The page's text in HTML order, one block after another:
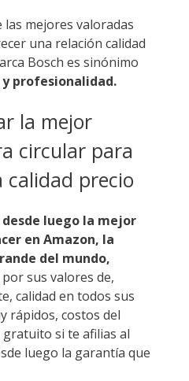
las mejores valoradas
una relación calidad
Bosch es sinónimo
profesionalidad.
la mejor
circular para
precio
desde luego la mejor
en Amazon, la
del mundo,
sus valores de,
calidad en todos sus
rápidos, costos del
si te afilias al
luego la garantía que